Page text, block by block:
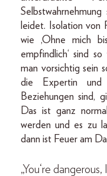
Selbstwahrnehmung
leidet. Isolation von
wie ‚Ohne mich
empfindlich‘ sind
man vorsichtig sein
die Expertin und
Beziehungen sind,
Das ist ganz
werden und es zu
dann ist Feuer am
„You‘re dangerous,